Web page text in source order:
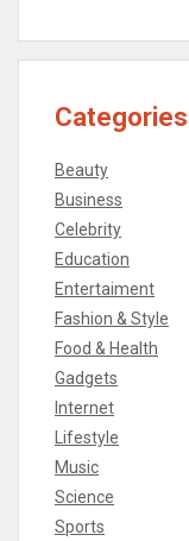
Categories
Beauty
Business
Celebrity
Education
Entertaiment
Fashion & Style
Food & Health
Gadgets
Internet
Lifestyle
Music
Science
Sports